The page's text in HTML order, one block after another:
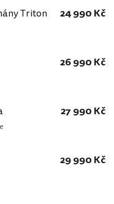
Triton 24 990 Kč
26 990 Kč
27 990 Kč
29 990 Kč